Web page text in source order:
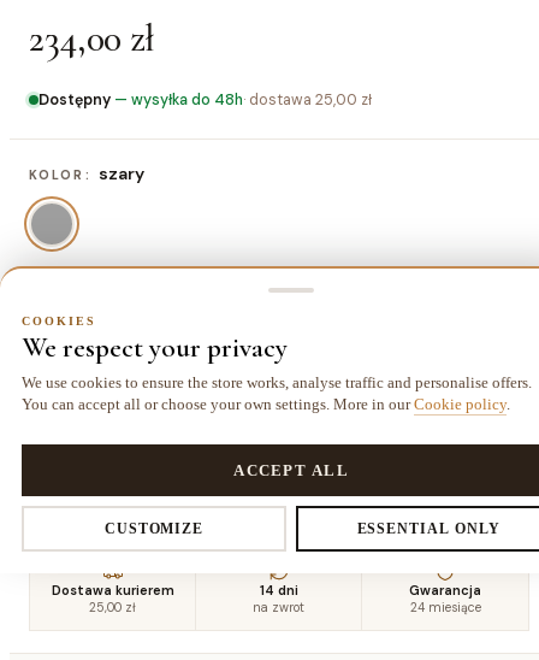
234,00 zł
Dostępny — wysyłka do 48h· dostawa 25,00 zł
KOLOR: szary
80x150 cm
234,00 zł
120x170 cm
403,00 zł 526,50 zł
cm
695,50 zł
180x270
200x290
240x330
cm
Dostawa kurierem
25,00 zł
14 dni
na zwrot
Gwarancja
24 miesiące
COOKIES
We respect your privacy
We use cookies to ensure the store works, analyse traffic and personalise offers.
You can accept all or choose your own settings. More in our Cookie policy.
CUSTOMIZE ESSENTIAL ONLY
ACCEPT ALL
You decide which data we collect. Necessary cookies are required for
the store and cart. The rest you enable voluntarily.